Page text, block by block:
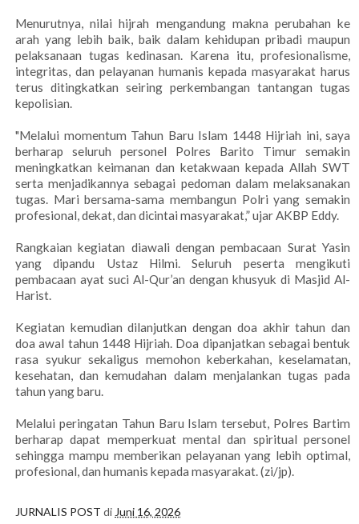
Menurutnya, nilai hijrah mengandung makna perubahan ke
arah yang lebih baik, baik dalam kehidupan pribadi maupun
pelaksanaan tugas kedinasan. Karena itu, profesionalisme,
integritas, dan pelayanan humanis kepada masyarakat harus
terus ditingkatkan seiring perkembangan tantangan tugas
kepolisian.
"Melalui momentum Tahun Baru Islam 1448 Hijriah ini, saya
berharap seluruh personel Polres Barito Timur semakin
meningkatkan keimanan dan ketakwaan kepada Allah SWT
serta menjadikannya sebagai pedoman dalam melaksanakan
tugas. Mari bersama-sama membangun Polri yang semakin
profesional, dekat, dan dicintai masyarakat,” ujar AKBP Eddy.
Rangkaian kegiatan diawali dengan pembacaan Surat Yasin
yang dipandu Ustaz Hilmi. Seluruh peserta mengikuti
pembacaan ayat suci Al-Qur’an dengan khusyuk di Masjid Al-
Harist.
Kegiatan kemudian dilanjutkan dengan doa akhir tahun dan
doa awal tahun 1448 Hijriah. Doa dipanjatkan sebagai bentuk
rasa syukur sekaligus memohon keberkahan, keselamatan,
kesehatan, dan kemudahan dalam menjalankan tugas pada
tahun yang baru.
Melalui peringatan Tahun Baru Islam tersebut, Polres Bartim
berharap dapat memperkuat mental dan spiritual personel
sehingga mampu memberikan pelayanan yang lebih optimal,
profesional, dan humanis kepada masyarakat. (zi/jp).
JURNALIS POST di Juni 16, 2026